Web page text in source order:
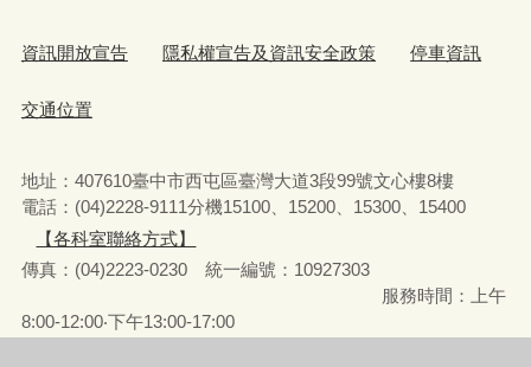
資訊開放宣告 隱私權宣告及資訊安全政策 停車資訊
交通位置
地址：407610臺中市西屯區臺灣大道3段99號文心樓8樓
電話：(04)2228-9111分機15100、15200、15300、15400
【各科室聯絡方式】
傳真：(04)2223-0230 統一編號： 10927303
服務時間：上午
8:00-12:00‧下午13:00-17:00